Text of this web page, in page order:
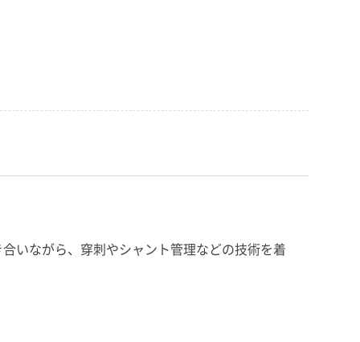
いながら、穿刺やシャント管理などの技術を着